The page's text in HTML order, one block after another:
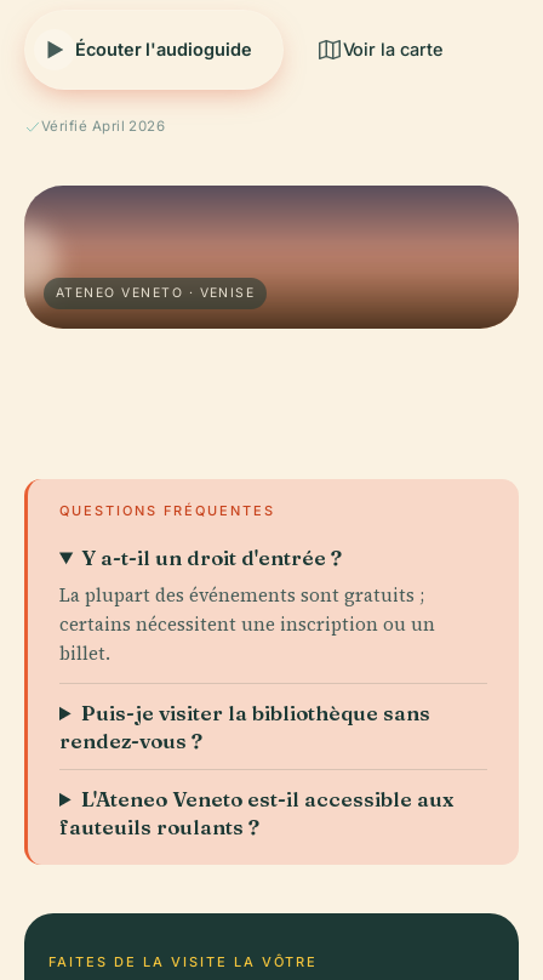
Écouter l'audioguide Voir la carte
Vérifié April 2026
ATENEO VENETO · VENISE
QUESTIONS FRÉQUENTES
Y a-t-il un droit d'entrée ?
La plupart des événements sont gratuits ;
certains nécessitent une inscription ou un
billet.
Puis-je visiter la bibliothèque sans
rendez-vous ?
L'Ateneo Veneto est-il accessible aux
fauteuils roulants ?
FAITES DE LA VISITE LA VÔTRE